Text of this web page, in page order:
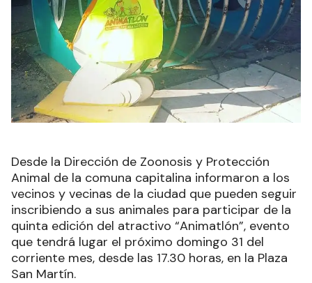
Desde la Dirección de Zoonosis y Protección
Animal de la comuna capitalina informaron a los
vecinos y vecinas de la ciudad que pueden seguir
inscribiendo a sus animales para participar de la
quinta edición del atractivo “Animatlón”, evento
que tendrá lugar el próximo domingo 31 del
corriente mes, desde las 17.30 horas, en la Plaza
San Martín.